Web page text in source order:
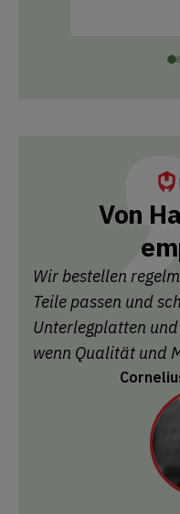
Von
Wir bestellen
Teile passen und
Unterlegplatten
wenn Qualität und